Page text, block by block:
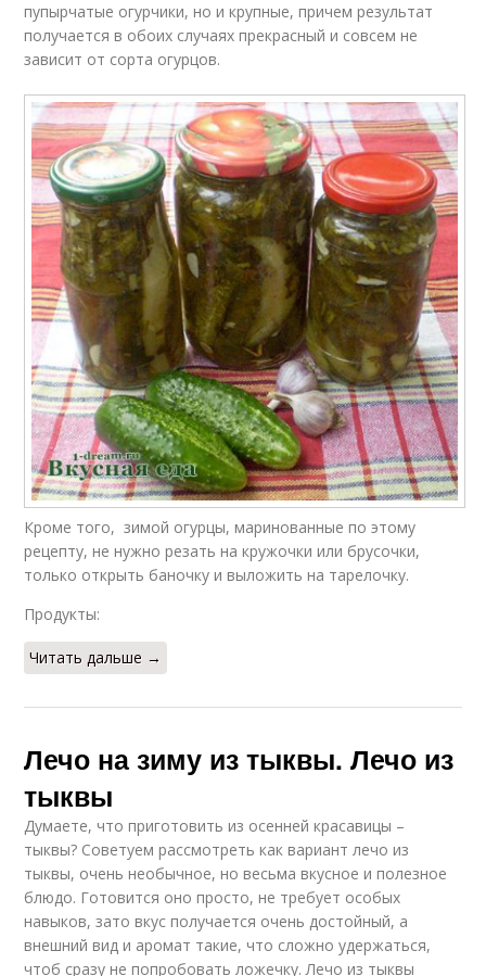
пупырчатые огурчики, но и крупные, причем результат
получается в обоих случаях прекрасный и совсем не
зависит от сорта огурцов.
Кроме того, зимой огурцы, маринованные по этому
рецепту, не нужно резать на кружочки или брусочки,
только открыть баночку и выложить на тарелочку.
Продукты:
Читать дальше →
Лечо на зиму из тыквы. Лечо из
тыквы
Думаете, что приготовить из осенней красавицы –
тыквы? Советуем рассмотреть как вариант лечо из
тыквы, очень необычное, но весьма вкусное и полезное
блюдо. Готовится оно просто, не требует особых
навыков, зато вкус получается очень достойный, а
внешний вид и аромат такие, что сложно удержаться,
чтоб сразу не попробовать ложечку. Лечо из тыквы